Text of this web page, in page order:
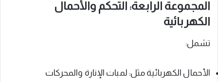
المجموعة الرابعة: التحكم والأحمال
الكهربائية
تشمل:
الأحمال الكهربائية مثل: لمبات الإنارة والمحركات